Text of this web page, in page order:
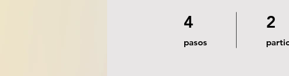
4
pasos
4 pasos 2
2